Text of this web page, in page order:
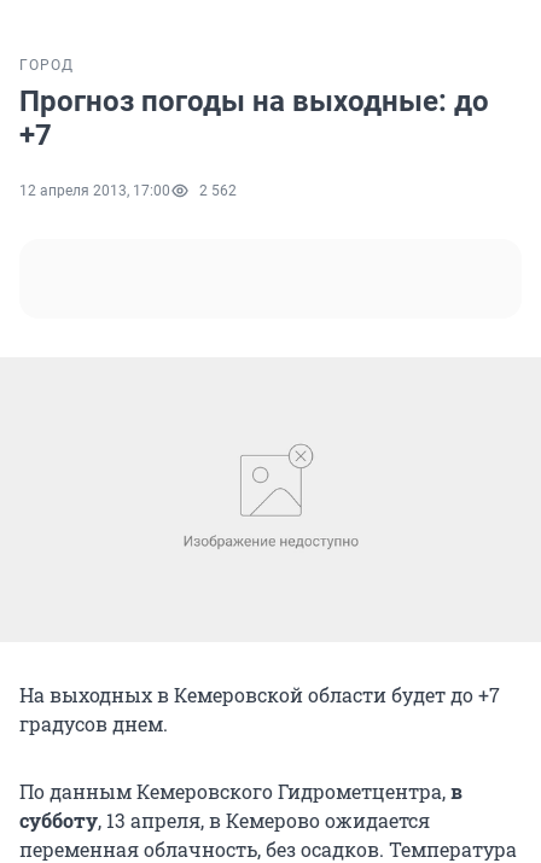
ГОРОД
Прогноз погоды на выходные: до
+7
12 апреля 2013, 17:00 2 562
На выходных в Кемеровской области будет до +7
градусов днем.
По данным Кемеровского Гидрометцентра,в
субботу, 13 апреля, в Кемерово ожидается
переменная облачность, без осадков. Температура